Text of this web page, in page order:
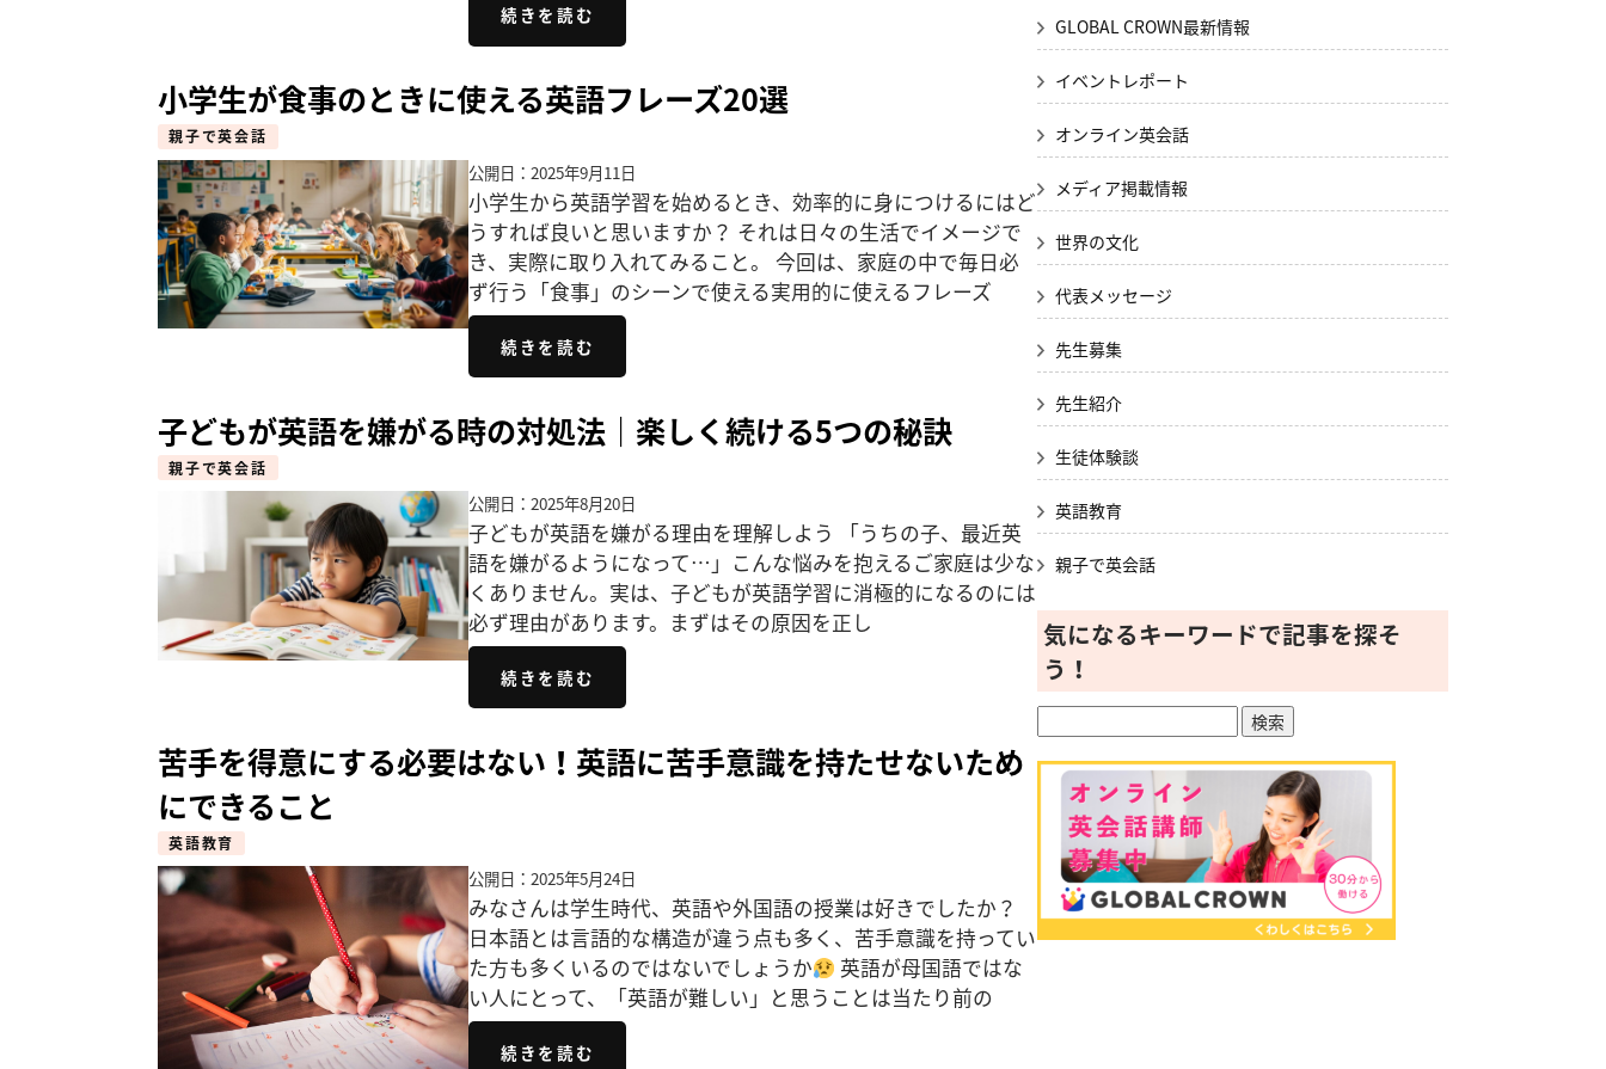
続きを読む
小学生が食事のときに使える英語フレーズ20選
親子で英会話
公開日：2025年9月11日
小学生から英語学習を始めるとき、効率的に身につけるにはど
うすれば良いと思いますか？ それは日々の生活でイメージで
き、実際に取り入れてみること。 今回は、家庭の中で毎日必
ず行う「食事」のシーンで使える実用的に使えるフレーズ
続きを読む
子どもが英語を嫌がる時の対処法｜楽しく続ける5つの秘訣
親子で英会話
公開日：2025年8月20日
子どもが英語を嫌がる理由を理解しよう 「うちの子、最近英
語を嫌がるようになって…」こんな悩みを抱えるご家庭は少な
くありません。実は、子どもが英語学習に消極的になるのには
必ず理由があります。まずはその原因を正し
続きを読む
苦手を得意にする必要はない！英語に苦手意識を持たせないため
にできること
英語教育
公開日：2025年5月24日
みなさんは学生時代、英語や外国語の授業は好きでしたか？
日本語とは言語的な構造が違う点も多く、苦手意識を持ってい
た方も多くいるのではないでしょうか
英語が母国語ではな
い人にとって、「英語が難しい」と思うことは当たり前の
続きを読む
GLOBAL CROWN最新情報
イベントレポート
オンライン英会話
メディア掲載情報
世界の文化
代表メッセージ
先生募集
先生紹介
生徒体験談
英語教育
親子で英会話
気になるキーワードで記事を探そ
う！